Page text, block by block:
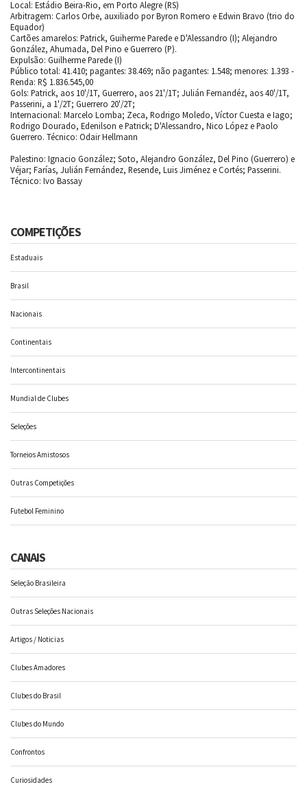
Local: Estádio Beira-Rio, em Porto Alegre (RS)
Arbitragem: Carlos Orbe, auxiliado por Byron Romero e Edwin Bravo (trio do
Equador)
Cartões amarelos: Patrick, Guiherme Parede e D'Alessandro (I); Alejandro
González, Ahumada, Del Pino e Guerrero (P).
Expulsão: Guilherme Parede (I)
Público total: 41.410; pagantes: 38.469; não pagantes: 1.548; menores: 1.393 -
Renda: R$ 1.836.545,00
Gols: Patrick, aos 10'/1T, Guerrero, aos 21'/1T; Julián Fernandéz, aos 40'/1T,
Passerini, a 1'/2T; Guerrero 20'/2T;
Internacional: Marcelo Lomba; Zeca, Rodrigo Moledo, Víctor Cuesta e Iago;
Rodrigo Dourado, Edenilson e Patrick; D'Alessandro, Nico López e Paolo
Guerrero. Técnico: Odair Hellmann
Palestino: Ignacio González; Soto, Alejandro González, Del Pino (Guerrero) e
Véjar; Farías, Julián Fernández, Resende, Luis Jiménez e Cortés; Passerini.
Técnico: Ivo Bassay
COMPETIÇÕES
Estaduais
Brasil
Nacionais
Continentais
Intercontinentais
Mundial de Clubes
Seleções
Torneios Amistosos
Outras Competições
Futebol Feminino
CANAIS
Seleção Brasileira
Outras Seleções Nacionais
Artigos / Noticias
Clubes Amadores
Clubes do Brasil
Clubes do Mundo
Confrontos
Curiosidades